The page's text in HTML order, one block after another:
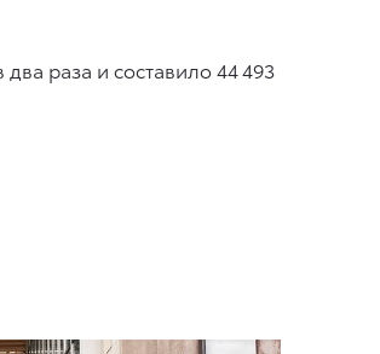
раза и составило 44 493